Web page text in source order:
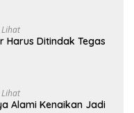
Harus Ditindak Tegas
Alami Kenaikan Jadi